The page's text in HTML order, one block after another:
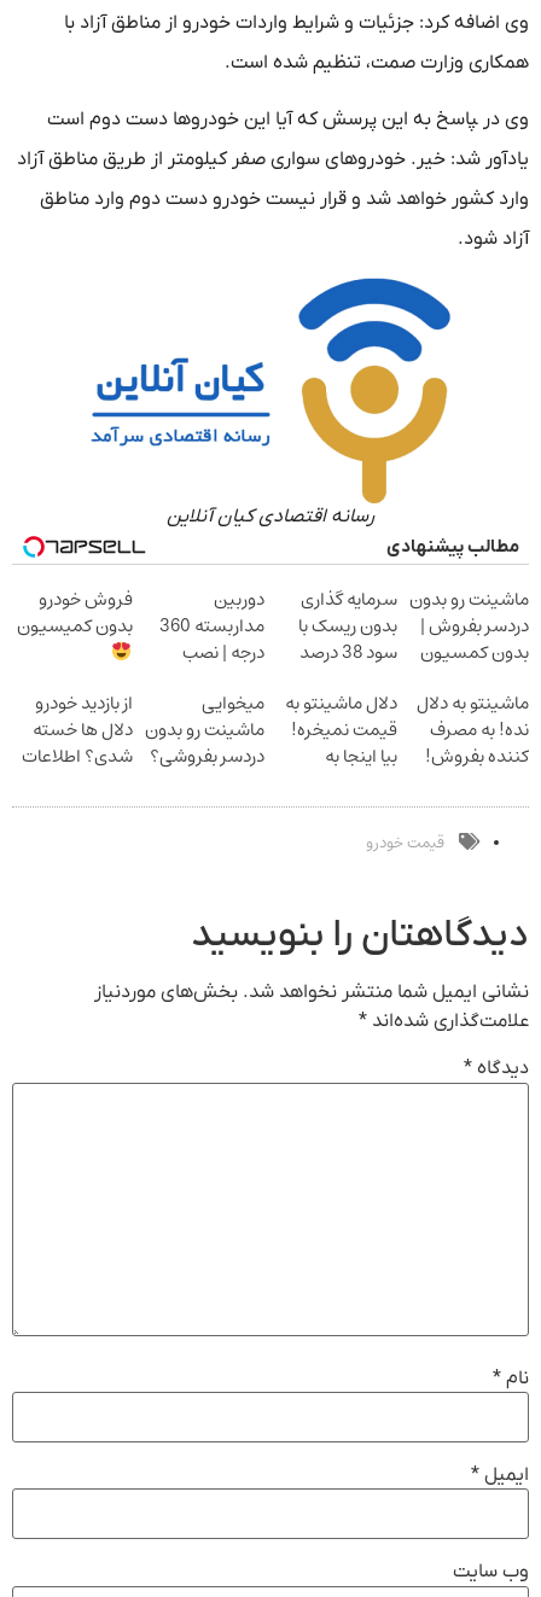
وی اضافه کرد: جزئیات و شرایط واردات خودرو از مناطق آزاد با
همکاری وزارت صمت، تنظیم شده است.
وی در ‍‍‍‍‍‍‍پاسخ به این پرسش که آیا این خودروها دست دوم است
یادآور شد:‌ خیر. خودروهای سواری صفر کیلومتر از طریق مناطق آزاد
وارد کشور خواهد شد و قرار نیست خودرو دست دوم وارد مناطق
آزاد شود.
رسانه اقتصادی کیان آنلاین
مطالب پیشنهادی
ماشینت رو بدون
دردسر بفروش |
بدون کمسیون
سرمایه گذاری
بدون ریسک با
سود 38 درصد
دوربین
مداربسته 360
درجه | نصب
فروش خودرو
بدون کمیسیون
ماشینتو به دلال
نده! به مصرف
کننده بفروش!
یک تماس
دلال ماشینتو به
قیمت نمیخره!
بیا اینجا به
بفروش*فقط
خریدار واقعی*
میخوایی
ماشینت رو بدون
دردسر بفروشی؟
از بازدید خودرو
دلال ها خسته
شدی؟ اطلاعات
ثبت کن
قیمت خودرو
دیدگاهتان را بنویسید
نشانی ایمیل شما منتشر نخواهد شد. بخش‌های موردنیاز
علامت‌گذاری شده‌اند *
دیدگاه *
نام *
ایمیل *
وب‌ سایت